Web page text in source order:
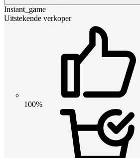
Instant_game
Uitstekende verkoper
100%